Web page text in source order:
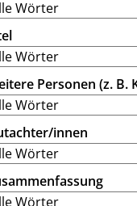
Personen (z. B.
innen